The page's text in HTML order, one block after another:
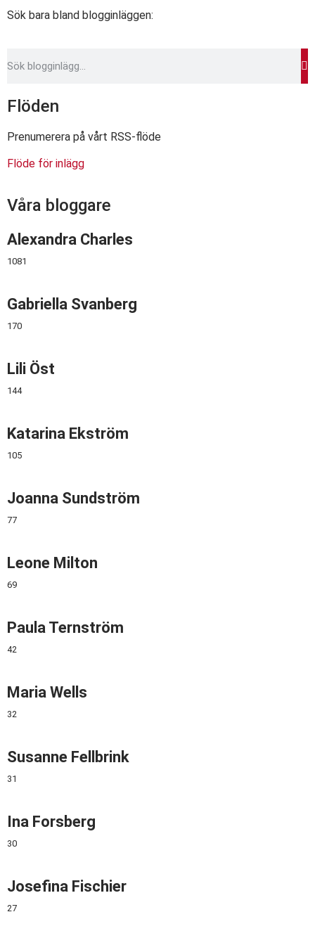
Sök bara bland blogginläggen:
Flöden
Prenumerera på vårt RSS-flöde
Flöde för inlägg
Våra bloggare
Alexandra Charles
1081
Gabriella Svanberg
170
Lili Öst
144
Katarina Ekström
105
Joanna Sundström
77
Leone Milton
69
Paula Ternström
42
Maria Wells
32
Susanne Fellbrink
31
Ina Forsberg
30
Josefina Fischier
27